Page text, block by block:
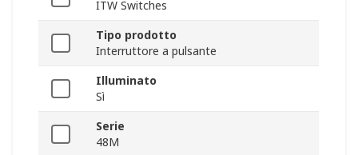
ITW Switches
Tipo prodotto
Interruttore a pulsante
Illuminato
Sì
Serie
48M